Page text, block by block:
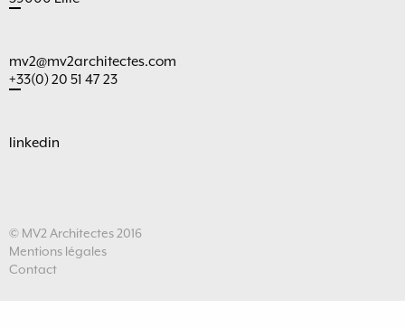
mv2@mv2architectes.com
+33(0) 20 51 47 23
linkedin
© MV2 Architectes 2016
Mentions légales
Contact